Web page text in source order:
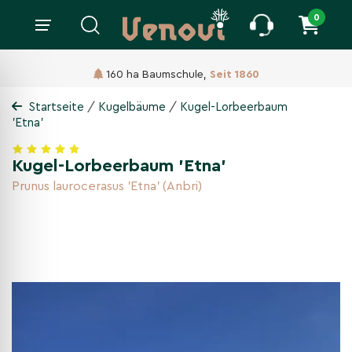
0
160 ha Baumschule, Seit 1860
Startseite / Kugelbäume / Kugel-Lorbeerbaum
'Etna'
Kugel-Lorbeerbaum 'Etna'
Prunus laurocerasus 'Etna' (Anbri)